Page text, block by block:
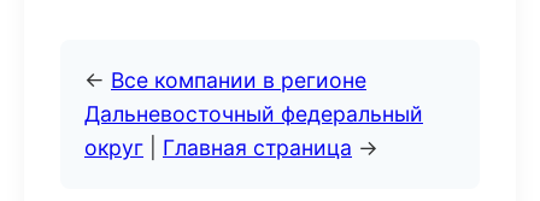
← Все компании в регионе
Дальневосточный федеральный
округ
Главная страница →